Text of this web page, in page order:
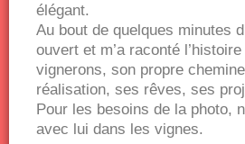
élégant.
Au bout de quelques minutes
ouvert et m’a raconté
vignerons, son propre
réalisation, ses rêves, ses
Pour les besoins de la photo,
avec lui dans les vignes.